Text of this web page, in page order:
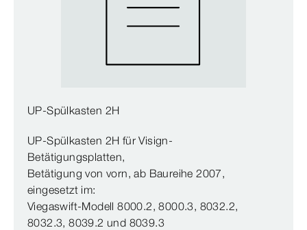
UP-Spülkasten 2H
UP-​Spül­kasten 2H für Visign-​
Betätigungsplatten,
Betätigung von vorn, ab Baureihe 2007,
eingesetzt im:
Viegaswift-Modell 8000.2, 8000.3, 8032.2,
8032.3, 8039.2 und 8039.3